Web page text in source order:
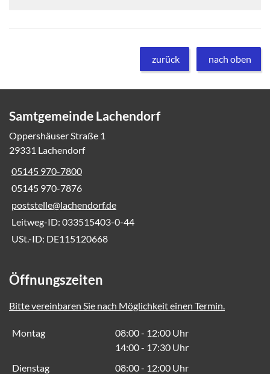
zurück nach oben
Samtgemeinde Lachendorf
Oppershäuser Straße 1
29331 Lachendorf
05145 970-7800
05145 970-7876
poststelle@lachendorf.de
Leitweg-ID: 033515403-0-44
USt.-ID: DE115120668
Öffnungszeiten
Bitte vereinbaren Sie nach Möglichkeit einen Termin.
Montag
08:00 - 12:00 Uhr
14:00 - 17:30 Uhr
Dienstag
08:00 - 12:00 Uhr